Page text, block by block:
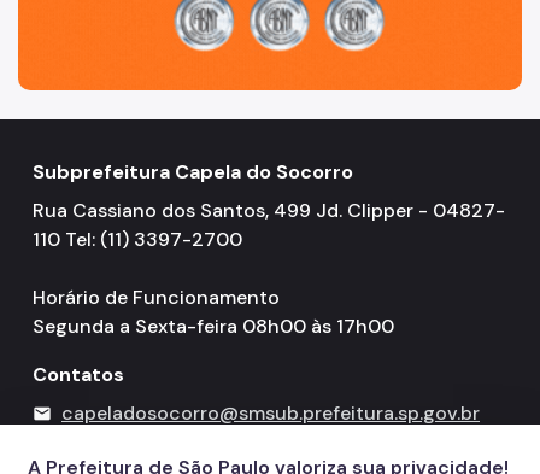
Subprefeitura Capela do Socorro
Rua Cassiano dos Santos, 499 Jd. Clipper - 04827-
110 Tel: (11) 3397-2700
Horário de Funcionamento
Segunda a Sexta-feira 08h00 às 17h00
Contatos
mail capeladosocorro@smsub.prefeitura.sp.gov.br
A Prefeitura de São Paulo valoriza sua privacidade!